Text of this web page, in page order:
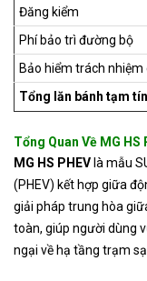
Đăng kiểm
Phí bảo trì đường bộ
Bảo hiểm trách nhiệm
Tổng lăn bánh tạm
Tổng Quan Về MG HS
MG HS PHEV là mẫu
(PHEV) kết hợp giữa
giải pháp trung hòa
toàn, giúp người dùng
ngại về hạ tầng trạm